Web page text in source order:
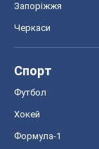
Запоріжжя
Черкаси
Спорт
Футбол
Хокей
Формула-1